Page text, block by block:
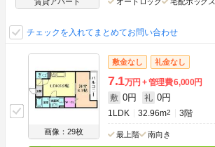
チェックを入れてまとめてお問い合わせ
画像：29枚
敷金なし 礼金なし
7.1万円 管理費6,000円
敷 0円 礼 0円
1LDK 32.96m2 3階
最上階 南向き